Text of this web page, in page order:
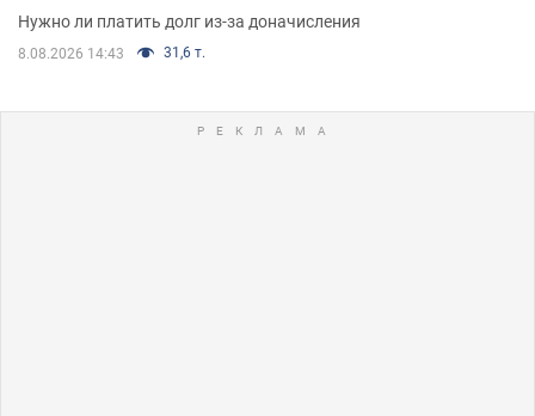
Нужно ли платить долг из-за доначисления
8.08.2026 14:43 31,6 т.